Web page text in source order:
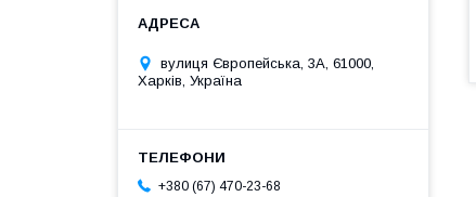
вулиця Європейська, 3А, 61000,
Харків, Україна
+380 (67) 470-23-68